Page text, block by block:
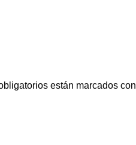
están marcados con